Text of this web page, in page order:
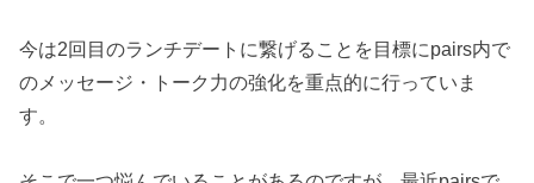
今は2回目のランチデートに繋げることを目標にpairs内で
のメッセージ・トーク力の強化を重点的に行っていま
す。